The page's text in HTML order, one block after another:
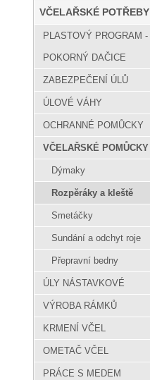
VČELAŘSKÉ POTŘEBY
PLASTOVÝ PROGRAM -
POKORNÝ DAČICE
ZABEZPEČENÍ ÚLŮ
ÚLOVÉ VÁHY
OCHRANNÉ POMŮCKY
VČELAŘSKÉ POMŮCKY
Dýmaky
Rozpěráky a kleště
Smetáčky
Sundání a odchyt roje
Přepravní bedny
ÚLY NÁSTAVKOVÉ
VÝROBA RÁMKŮ
KRMENÍ VČEL
OMETAČ VČEL
PRÁCE S MEDEM